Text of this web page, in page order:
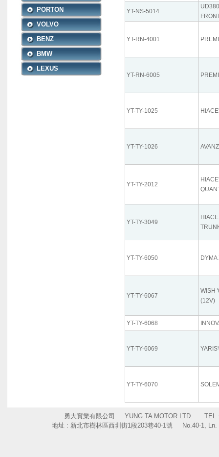
PORTON
VOLVO
BENZ
BMW
LEXUS
YT-NS-5014
UD380
YT-RN-4001
YT-RN-6005
YT-TY-1025
YT-TY-1026
YT-TY-2012
YT-TY-3049
YT-TY-6050
YT-TY-6067
WISH
(12V)
YT-TY-6068
YT-TY-6069
YT-TY-6070
勇大實業有限公司 YUNG TA MOTOR LTD.
地址 : 新北市樹林區西圳街1段203巷40-1號 No.40-1, Ln.